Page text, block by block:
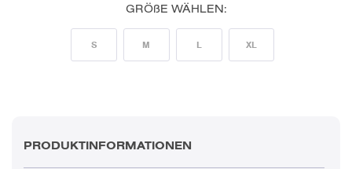
GRÖßE WÄHLEN:
S M L XL
PRODUKTINFORMATIONEN